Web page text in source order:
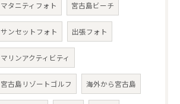
マタニティフォト 宮古島ビーチ
サンセットフォト 出張フォト
マリンアクティビティ
宮古島リゾートゴルフ 海外から宮古島